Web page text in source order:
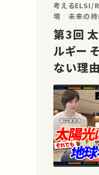
考えるELSI/
境 未来の持
第3回 太陽光は最強のエネ
ルギー
ない理